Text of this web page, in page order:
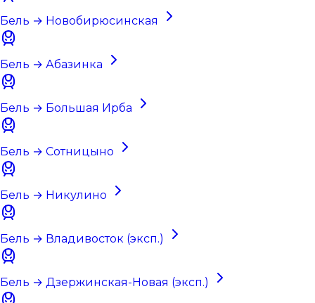
Бель → Новобирюсинская
Бель → Абазинка
Бель → Большая Ирба
Бель → Сотницыно
Бель → Никулино
Бель → Владивосток (эксп.)
Бель → Дзержинская-Новая (эксп.)